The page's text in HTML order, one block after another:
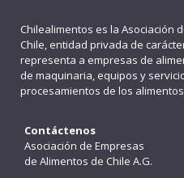
Chilealimentos es la Asociación
Chile, entidad privada de
representa a empresas de
de maquinaria, equipos y
procesamientos de los
Contáctenos
Asociación de Empresas
de Alimentos de Chile A.G.